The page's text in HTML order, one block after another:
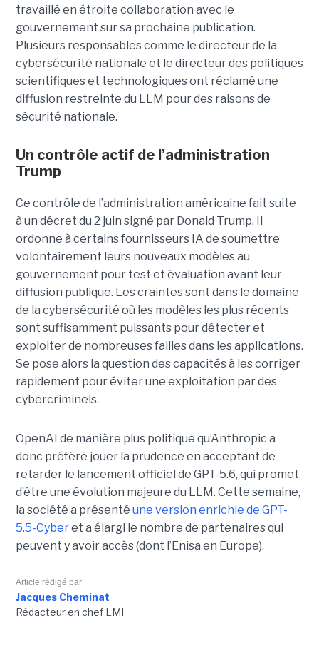
travaillé en étroite collaboration avec le
gouvernement sur sa prochaine publication.
Plusieurs responsables comme le directeur de la
cybersécurité nationale et le directeur des politiques
scientifiques et technologiques ont réclamé une
diffusion restreinte du LLM pour des raisons de
sécurité nationale.
Un contrôle actif de l’administration
Trump
Ce contrôle de l’administration américaine fait suite
à un décret du 2 juin signé par Donald Trump. Il
ordonne à certains fournisseurs IA de soumettre
volontairement leurs nouveaux modèles au
gouvernement pour test et évaluation avant leur
diffusion publique. Les craintes sont dans le domaine
de la cybersécurité où les modèles les plus récents
sont suffisamment puissants pour détecter et
exploiter de nombreuses failles dans les applications.
Se pose alors la question des capacités à les corriger
rapidement pour éviter une exploitation par des
cybercriminels.
OpenAI de manière plus politique qu’Anthropic a
donc préféré jouer la prudence en acceptant de
retarder le lancement officiel de GPT-5.6, qui promet
d’être une évolution majeure du LLM. Cette semaine,
la société a présenté une version enrichie de GPT-
5.5-Cyberet a élargi le nombre de partenaires qui
peuvent y avoir accès (dont l’Enisa en Europe).
Article rédigé par
Jacques Cheminat
Rédacteur en chef LMI